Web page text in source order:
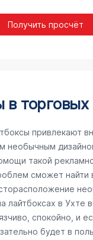
Получить просчёт
в торговых
привлекают
необычным
такой
сможет найти
лайтбоксах в Ухте
спокойно, и
будет в